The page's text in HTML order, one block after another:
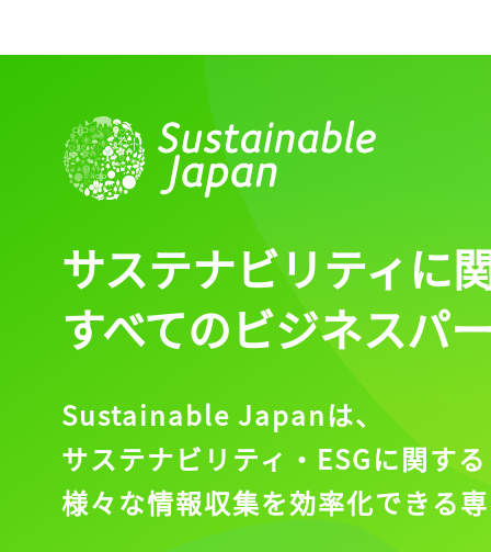
会員登録
サステナビリティに
すべてのビジネスパ
Sustainable Japanは、
サステナビリティ・ESGに関する
様々な情報収集を効率化できる